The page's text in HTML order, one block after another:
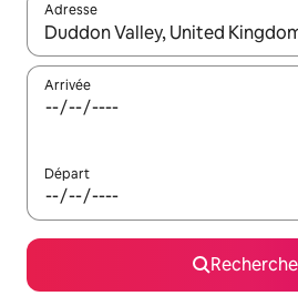
Adresse
Lorsque les résultats s'affichent,
Arrivée
Départ